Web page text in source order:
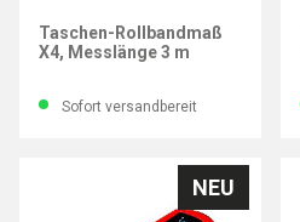
Taschen-Rollbandmaß
X4, Messlänge 3 m
Sofort versandbereit
NEU